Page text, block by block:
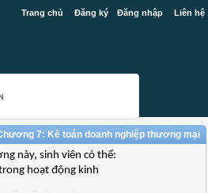
Trang chủ Đăng ký Đăng nhập Liên hệ
7: Kế toán doanh nghiệp thương mại
này, sinh viên có thể:
hoạt động kinh